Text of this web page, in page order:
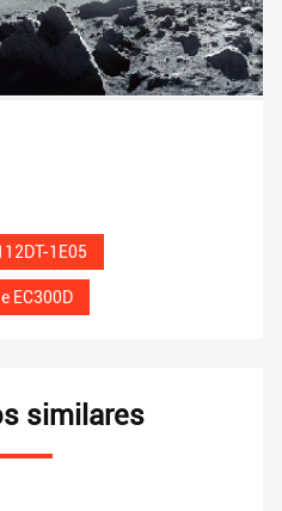
1E05
EC300D
similares